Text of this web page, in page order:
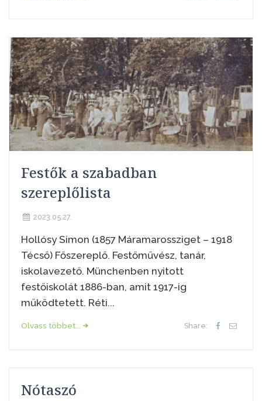
Festők a szabadban
szereplőlista
2023.05.27.
Hollósy Simon (1857 Máramarossziget – 1918
Técső) Főszereplő. Festőművész, tanár,
iskolavezető. Münchenben nyitott
festőiskolát 1886-ban, amit 1917-ig
működtetett. Réti...
Olvass többet... Share:
Nótaszó